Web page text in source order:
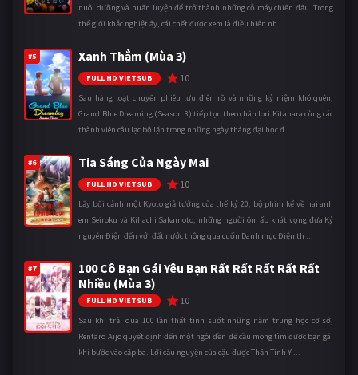
nuôi dưỡng và huấn luyện để trở thành những cỗ máy chiến đấu. Trong
thế giới khắc nghiệt ấy, cái chết được xem là điều hiển nh ...
#5 Xanh Thẳm (Mùa 3)
FULL HD VIETSUB 10
Sau hàng loạt chuyến phiêu lưu điên rồ và những kỷ niệm khó quên,
Grand Blue Dreaming (Season 3) tiếp tục theo chân Iori Kitahara cùng các
thành viên câu lạc bộ lặn trong những ngày tháng đại học đ ...
#6 Tia Sáng Của Ngày Mai
FULL HD VIETSUB 10
Lấy bối cảnh một Kyoto giả tưởng của thế kỷ 20, bộ phim kể về hai anh
em Seiroku và Kihachi Sakamoto, những người ôm ấp khát vọng đưa Kỷ
nguyên Điện đến với đất nước thông qua cuốn Danh mục Điện th ...
#7
100 Cô Bạn Gái Yêu Bạn Rất Rất Rất Rất Rất
Nhiều (Mùa 3)
FULL HD VIETSUB 10
Sau khi trải qua 100 lần thất tình suốt những năm trung học cơ sở,
Rentaro Aijo quyết định đến một ngôi đền để cầu mong tìm được bạn gái
khi bước vào cấp ba. Lời cầu nguyện của cậu được Thần Tình Y ...